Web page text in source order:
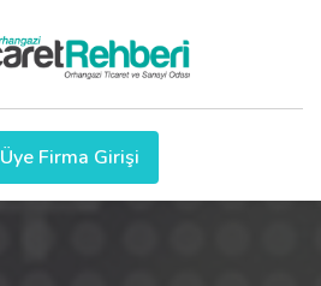
Üye Firma Girişi